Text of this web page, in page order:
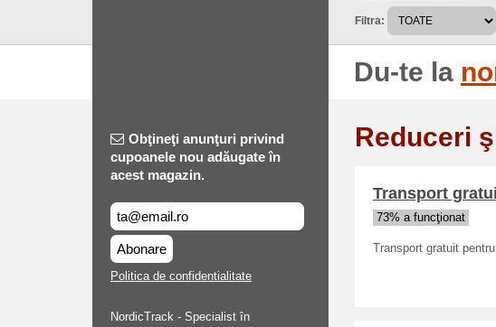
Filtra:
Du-te la
Obţineţi anunţuri privind
cupoanele nou adăugate în
acest magazin.
Abonare
Politica de confidentialitate
NordicTrack - Specialist în
Reduceri
Transport
73% a funcţionat
Transport gratuit